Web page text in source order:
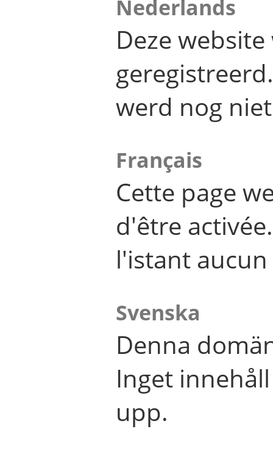
Nederlands
Deze
werd nog
Français
Cette page
d'être
l'istant
Svenska
Denna
Inget
upp.